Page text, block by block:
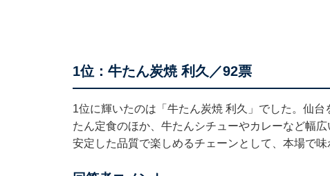
1位：牛たん炭焼 利久／92票
1位に輝いたのは「牛たん炭焼 利久」でした。仙
たん定食のほか、牛たんシチューやカレーなど幅
安定した品質で楽しめるチェーンとして、本場で